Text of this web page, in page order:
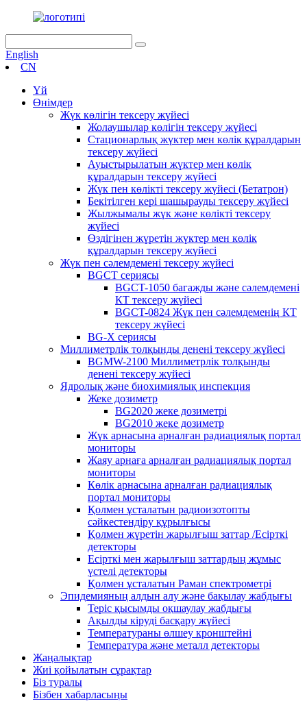
English
CN
Үй
Өнімдер
Жүк көлігін тексеру жүйесі
Жолаушылар көлігін тексеру жүйесі
Стационарлық жүктер мен көлік құралдарын
тексеру жүйесі
Ауыстырылатын жүктер мен көлік
құралдарын тексеру жүйесі
Жүк пен көлікті тексеру жүйесі (Бетатрон)
Бекітілген кері шашырауды тексеру жүйесі
Жылжымалы жүк және көлікті тексеру
жүйесі
Өздігінен жүретін жүктер мен көлік
құралдарын тексеру жүйесі
Жүк пен сәлемдемені тексеру жүйесі
BGCT сериясы
BGCT-1050 багажды және сәлемдемені
КТ тексеру жүйесі
BGCT-0824 Жүк пен сәлемдеменің КТ
тексеру жүйесі
BG-X сериясы
Миллиметрлік толқынды денені тексеру жүйесі
BGMW-2100 Миллиметрлік толқынды
денені тексеру жүйесі
Ядролық және биохимиялық инспекция
Жеке дозиметр
BG2020 жеке дозиметрі
BG2010 жеке дозиметр
Жүк арнасына арналған радиациялық портал
мониторы
Жаяу арнаға арналған радиациялық портал
мониторы
Көлік арнасына арналған радиациялық
портал мониторы
Қолмен ұсталатын радиоизотопты
сәйкестендіру құрылғысы
Қолмен жүретін жарылғыш заттар /Есірткі
детекторы
Есірткі мен жарылғыш заттардың жұмыс
үстелі детекторы
Қолмен ұсталатын Раман спектрометрі
Эпидемияның алдын алу және бақылау жабдығы
Теріс қысымды оқшаулау жабдығы
Ақылды кіруді басқару жүйесі
Температураны өлшеу кронштейні
Температура және металл детекторы
Жаңалықтар
Жиі қойылатын сұрақтар
Біз туралы
Бізбен хабарласыңы